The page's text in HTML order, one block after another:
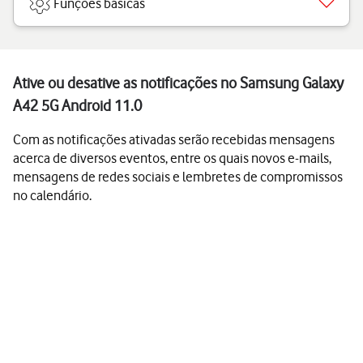
Funções básicas
Ative ou desative as notificações no Samsung Galaxy
A42 5G Android 11.0
Com as notificações ativadas serão recebidas mensagens
acerca de diversos eventos, entre os quais novos e-mails,
mensagens de redes sociais e lembretes de compromissos
no calendário.